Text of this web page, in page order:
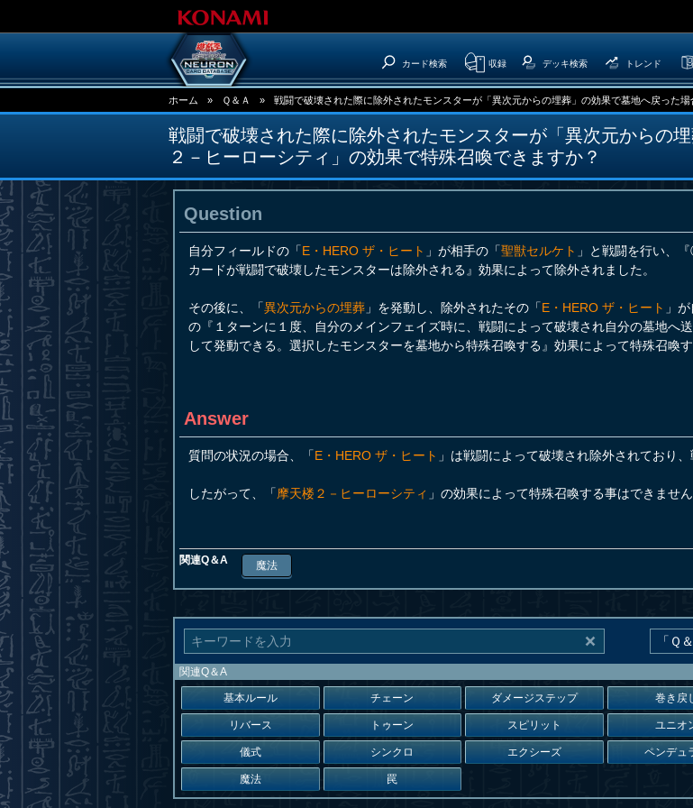
カード検索 収録 デッキ検索 トレンド
ホーム » Ｑ＆Ａ » 戦闘で破壊された際に除外されたモンスターが「異次元からの埋葬」の効果で墓地へ戻った場
戦闘で破壊された際に除外されたモンスターが「異次元からの
２－ヒーローシティ」の効果で特殊召喚できますか？
Question
自分フィールドの「E・HERO ザ・ヒート 」が相手の「聖獣セルケト 」と戦闘を行い、
カードが戦闘で破壊したモンスターは除外される』効果によって除外されました。
その後に、「異次元からの埋葬 」を発動し、除外されたその「E・HERO ザ・ヒート 」
の『１ターンに１度、自分のメインフェイズ時に、戦闘によって破壊され自分の墓地へ
して発動できる。選択したモンスターを墓地から特殊召喚する』効果によって特殊召喚
Answer
質問の状況の場合、「E・HERO ザ・ヒート 」は戦闘によって破壊され除外されており
したがって、「摩天楼２－ヒーローシティ 」の効果によって特殊召喚する事はできません
関連Q＆A 魔法
関連Q＆A
基本ルール チェーン ダメージステップ 巻き戻
リバース トゥーン スピリット ユニオ
儀式 シンクロ エクシーズ ペンデュ
魔法 罠